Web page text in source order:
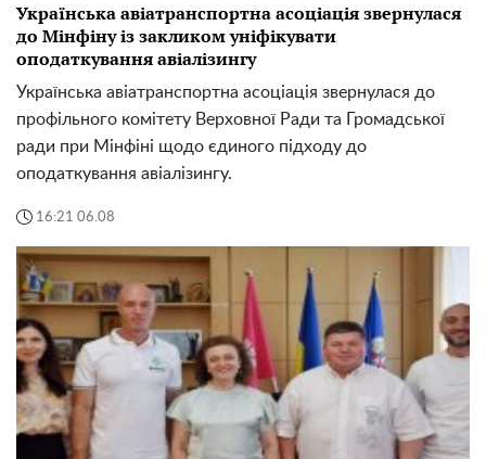
Українська авіатранспортна асоціація звернулася
до Мінфіну із закликом уніфікувати
оподаткування авіалізингу
Українська авіатранспортна асоціація звернулася до
профільного комітету Верховної Ради та Громадської
ради при Мінфіні щодо єдиного підходу до
оподаткування авіалізингу.
16:21 06.08